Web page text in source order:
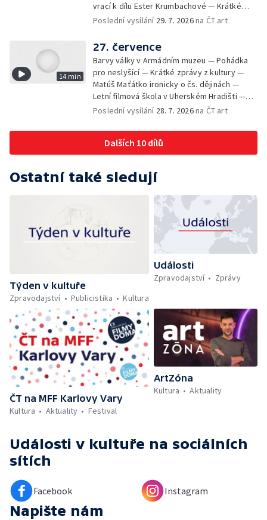
vrací k dílu Ester Krumbachové — Krátké
zprávy z kultury — Antonín Střížek namaloval
Poslední vysílání 29. 7. 2026na ČT art
14 min
27. července
Barvy války v Armádním muzeu — Pohádka
pro neslyšící — Krátké zprávy z kultury —
Matúš Maťátko ironicky o čs. dějinách —
Letní filmová škola v Uherském Hradišti —
Olomoucký U-klub znovu ožije
Poslední vysílání 28. 7. 2026na ČT art
Dalších 10 dílů
Ostatní také sledují
Týden v kultuře
Zpravodajství
Publicistika Kultura
Události
Zpravodajství
Zprávy
ČT na MFF Karlovy Vary
Kultura
Aktuality Festival
ArtZóna
Kultura
Aktuality
Události v kultuře na sociálních
sítích
Facebook Instagram
Napište nám